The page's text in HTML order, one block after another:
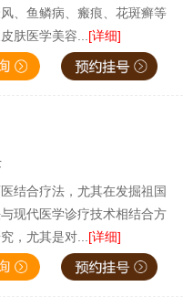
、鱼鳞病、瘢痕、花斑癣等
肤医学美容... [详细]
结合疗法，尤其在发掘祖国
现代医学诊疗技术相结合方
，尤其是对... [详细]